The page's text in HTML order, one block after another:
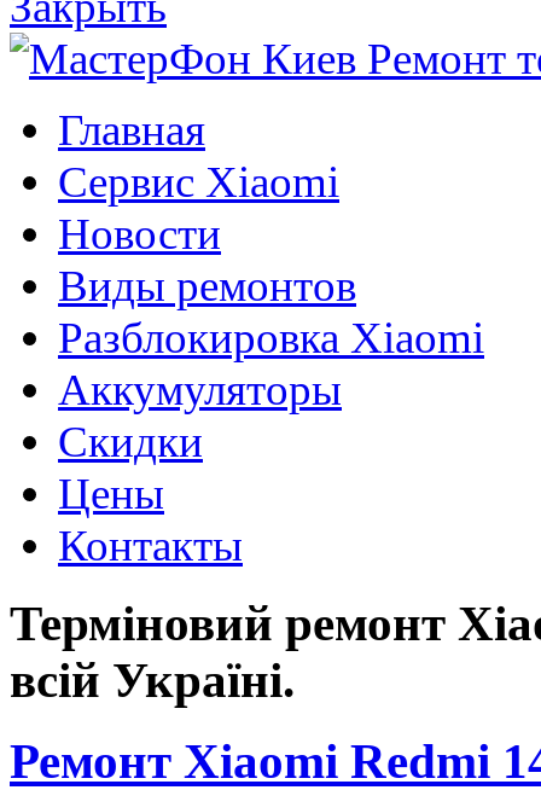
Главная
Сервис Xiaomi
Новости
Виды ремонтов
Разблокировка Xiaomi
Аккумуляторы
Скидки
Цены
Контакты
Терміновий ремонт
всій Україні.
Ремонт Xiaomi Redmi